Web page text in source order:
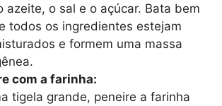
azeite, o sal e o açúcar. Bata bem
todos os ingredientes estejam
e formem uma massa
com a farinha:
tigela grande, peneire a farinha